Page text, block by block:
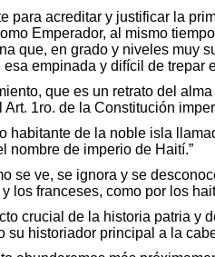
para acreditar y justificar la
Emperador, al mismo
que, en grado y niveles muy
empinada y difícil de trepar
que es un retrato del
Art. 1ro. de la Constitución
habitante de la noble isla
nombre de imperio de Haití.”
se ve, se ignora y se
los franceses, como por los
crucial de la historia patria y
su historiador principal a la